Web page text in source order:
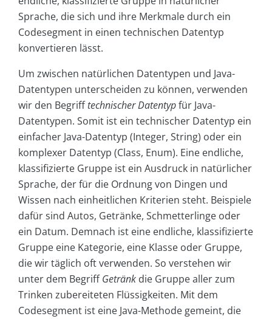
Sprache, die sich und ihre Merkmale durch ein
Codesegment in einen technischen Datentyp
konvertieren lässt.
Um zwischen natürlichen Datentypen und Java-
Datentypen unterscheiden zu können, verwenden
wir den Begrifftechnischer Datentypfür Java-
Datentypen. Somit ist ein technischer Datentyp ein
einfacher Java-Datentyp (Integer, String) oder ein
komplexer Datentyp (Class, Enum). Eine endliche,
klassifizierte Gruppe ist ein Ausdruck in natürlicher
Sprache, der für die Ordnung von Dingen und
Wissen nach einheitlichen Kriterien steht. Beispiele
dafür sind Autos, Getränke, Schmetterlinge oder
ein Datum. Demnach ist eine endliche, klassifizierte
Gruppe eine Kategorie, eine Klasse oder Gruppe,
die wir täglich oft verwenden. So verstehen wir
unter dem BegriffGetränk die Gruppe aller zum
Trinken zubereiteten Flüssigkeiten. Mit dem
Codesegment ist eine Java-Methode gemeint, die